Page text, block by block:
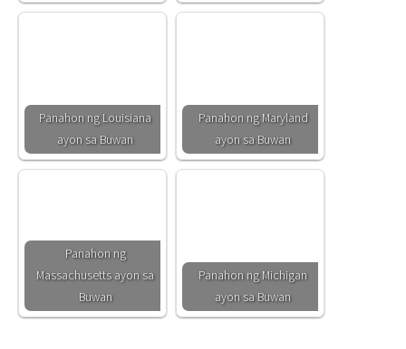
Panahon ng Louisiana
ayon sa Buwan
Panahon ng Maryland
ayon sa Buwan
Panahon ng
Massachusetts ayon sa
Buwan
Panahon ng Michigan
ayon sa Buwan